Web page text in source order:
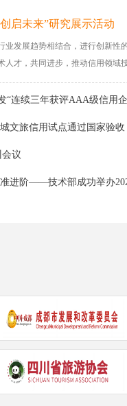
高峰论坛暨签署“沿黄9城
启未来”研究展示活动
业发展趋势相结合，进行创新性
人才，共同进步，推动信用领域
​“连续三年获评AAA级信用
文旅信用试点通过国家验收
议
进阶——技术部成功举办